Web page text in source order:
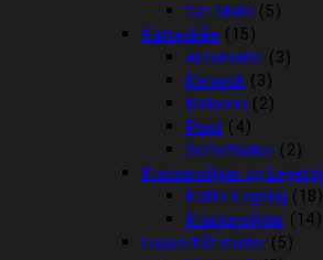
Cat Mate (5)
Katteskåle (15)
Automater (3)
Keramik (3)
Melamin (2)
Plast (4)
Sutteflasker (2)
Kradsemiljøer og Legetøj
Katte Legetøj (18)
Kradsemiljøer (14)
Loppe/flåt midler (5)